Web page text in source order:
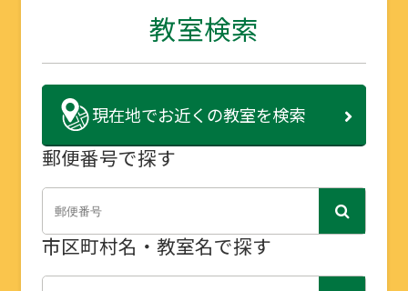
教室検索
現在地でお近くの教室を検索
郵便番号で探す
市区町村名・教室名で探す